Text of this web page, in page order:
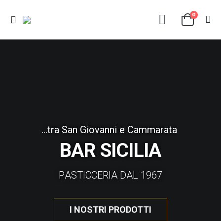
0
...tra San Giovanni e Cammarata
BAR SICILIA
PASTICCERIA DAL 1967
I NOSTRI PRODOTTI